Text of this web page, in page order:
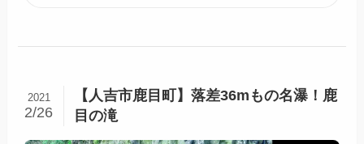
【人吉市鹿目町】落差36mもの名瀑！鹿
目の滝
2021
2/26